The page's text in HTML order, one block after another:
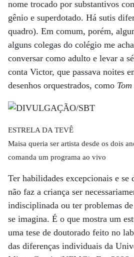
nome trocado por substantivos
gênio e superdotado. Há sutis
quadro). Em comum, porém,
alguns colegas do colégio me
conversar como adulto e levar a
conta Victor, que passava noites
desenhos orquestrados, como
ESTRELA DA TEVÊ
Maisa queria ser artista desde os dois
comanda um programa ao vivo
Ter habilidades excepcionais e
não faz a criança ser
indisciplinada ou ter problemas
se imagina. É o que mostra um
uma tese de doutorado feito no
das diferenças individuais da